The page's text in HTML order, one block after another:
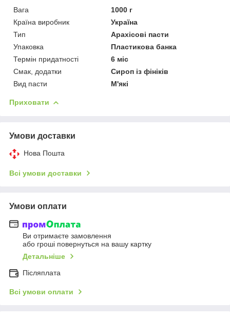
Вага
1000 г
Країна виробник
Україна
Тип
Арахісові пасти
Упаковка
Пластикова банка
Термін придатності
6 міс
Смак, додатки
Сироп із фініків
Вид пасти
М'які
Приховати
Умови доставки
Нова Пошта
Всі умови доставки
Умови оплати
Ви отримаєте замовлення
або гроші повернуться на вашу картку
Детальніше
Післяплата
Всі умови оплати